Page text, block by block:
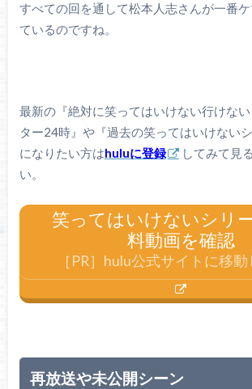
すべての回を通して松本人志さんが一番
ているのですね。
最新の『絶対に笑ってはいけない行けな
ター24時』や『過去の笑ってはいけない
になりたい方はhuluに登録
してみて見
い。
笑ってはいけないシリ
料動画を確認
［PR］hulu公式サイトに移動
再放送や未公開シーン